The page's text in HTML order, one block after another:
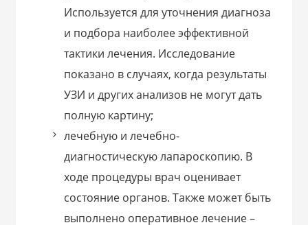
Используется для уточнения диагноза
и подбора наиболее эффективной
тактики лечения. Исследование
показано в случаях, когда результаты
УЗИ и других анализов не могут дать
полную картину;
лечебную и лечебно-
диагностическую лапароскопию. В
ходе процедуры врач оценивает
состояние органов. Также может быть
выполнено оперативное лечение –